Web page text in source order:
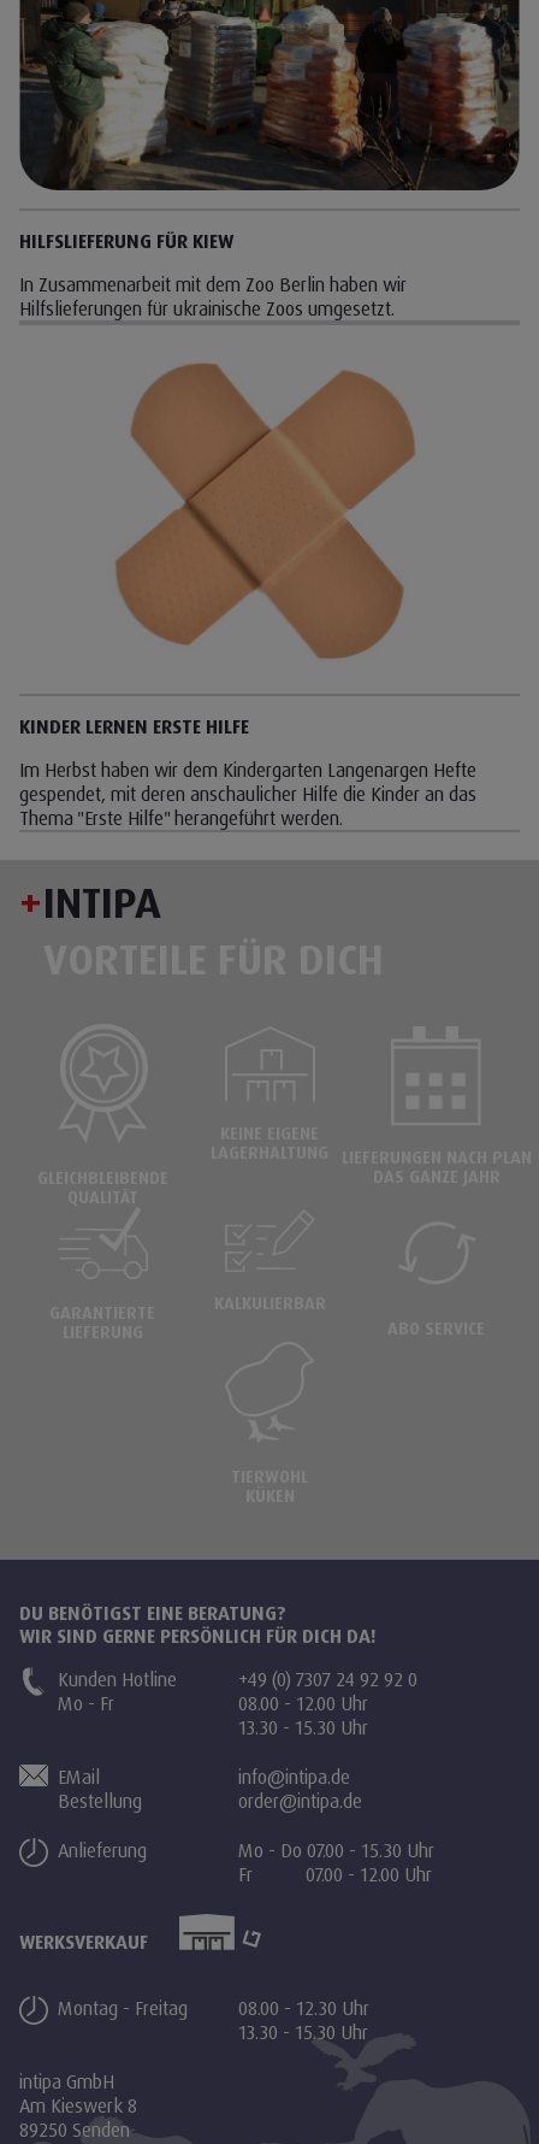
Engagement
Neuigkeiten
Karriere
Kontakt
HILFSLIEFERUNG FÜR KIEW
In Zusammenarbeit mit dem Zoo Berlin haben wir
Hilfslieferungen für ukrainische Zoos umgesetzt.
KINDER LERNEN ERSTE HILFE
Im Herbst haben wir dem Kindergarten Langenargen Hefte
gespendet, mit deren anschaulicher Hilfe die Kinder an das
Thema "Erste Hilfe" herangeführt werden.
+INTIPA
DU BENÖTIGST EINE BERATUNG?
WIR SIND GERNE PERSÖNLICH FÜR DICH DA!
Kunden Hotline
Mo - Fr
+49 (0) 7307 24 92 92 0
08.00 - 12.00 Uhr
13.30 - 15.30 Uhr
EMail
Bestellung
info@intipa.de
order@intipa.de
Anlieferung
Mo - Do 07.00 - 15.30 Uhr
Fr 07.00 - 12.00 Uhr
WERKSVERKAUF
Montag - Freitag
08.00 - 12.30 Uhr
13.30 - 15.30 Uhr
intipa GmbH
Am Kieswerk 8
89250 Senden
Cookie Name
wp-wpml_current_language
Cookie Laufzeit
1 Tag
Name
Produkte pro Seite / Sortierung
Anbieter
Zweck
Speicherung der Produkte je Seite und
Sortierung für Kategorieansichten
Cookie Laufzeit
Session
Cookies die zur Auswertung des Benutzerverhaltens
Google Analytics
Google LLC
Cookie von Google für Website-Analysen.
Erzeugt statistische Daten darüber, wie der
Besucher die Website nutzt.
_ga,_gid
Cookie Laufzeit
2 Jahre
Infos schließen